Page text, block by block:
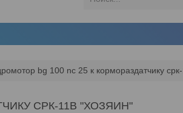
bg 100 nc 25 к кормораздатчику
СРК-11В "ХОЗЯИН"